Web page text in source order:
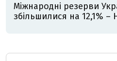
Міжнародні резерви
збільшилися на 12,1% –